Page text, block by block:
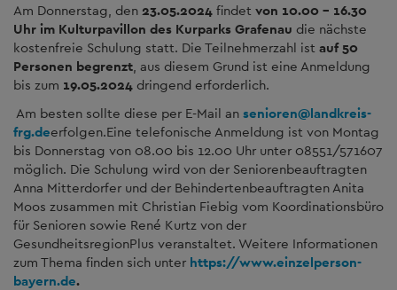
Am Donnerstag, den 23.05.2024 findet von 10.00 – 16.30
Uhr im Kulturpavillon des Kurparks Grafenau die nächste
kostenfreie Schulung statt. Die Teilnehmerzahl ist auf 50
Personen begrenzt, aus diesem Grund ist eine Anmeldung
bis zum 19.05.2024 dringend erforderlich.
Am besten sollte diese per E-Mail an senioren@landkreis-
frg.deerfolgen.Eine telefonische Anmeldung ist von Montag
bis Donnerstag von 08.00 bis 12.00 Uhr unter 08551/571607
möglich. Die Schulung wird von der Seniorenbeauftragten
Anna Mitterdorfer und der Behindertenbeauftragten Anita
Moos zusammen mit Christian Fiebig vom Koordinationsbüro
für Senioren sowie René Kurtz von der
GesundheitsregionPlus veranstaltet. Weitere Informationen
zum Thema finden sich unter https://www.einzelperson-
bayern.de.